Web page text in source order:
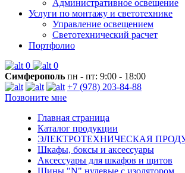
Административное освещение
Услуги по монтажу и светотехнике
Управление освещением
Светотехнический расчет
Портфолио
0
0
Симферополь пн - пт: 9:00 - 18:00
+7 (978) 203-84-88
Позвоните мне
Главная страница
Каталог продукции
ЭЛЕКТРОТЕХНИЧЕСКАЯ
Шкафы, боксы и аксессуары
Аксессуары для шкафов и щитов
Шины "N" нулевые с изолятором